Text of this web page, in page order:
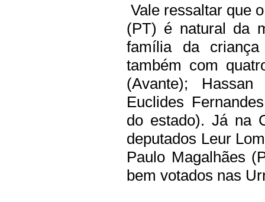
Vale ressaltar que
(PT) é natural da
família da
também com
(Avante);
Euclides
do estado). Já na
deputados Leur
Paulo Magalhães
bem votados nas